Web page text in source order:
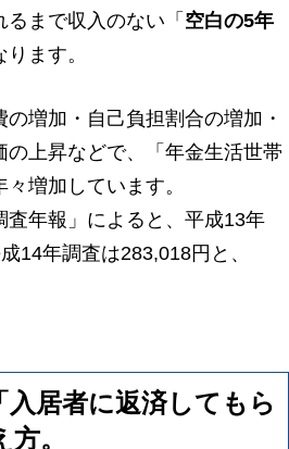
まで収入のない「 空白の5年
ます。
増加・自己負担割合の増加・
の上昇などで、「年金生活世帯
増加しています。
査年報」によると、平成13年
14年調査は283,018円と、
入居者に返済してもら
。